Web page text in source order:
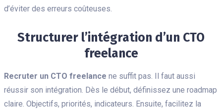
d’éviter des erreurs coûteuses.
Structurer l’intégration d’un CTO
freelance
Recruter un CTO freelance ne suffit pas. Il faut aussi
réussir son intégration. Dès le début, définissez une roadmap
claire. Objectifs, priorités, indicateurs. Ensuite, facilitez la